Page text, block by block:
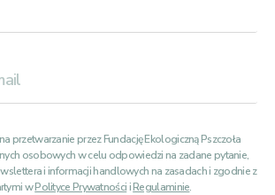
przetwarzanie przez Fundację Ekologiczną Pszczoła
osobowych w celu odpowiedzi na zadane pytanie,
i informacji handlowych na zasadach i zgodnie z
wPolityce PrywatnościiRegulaminie.